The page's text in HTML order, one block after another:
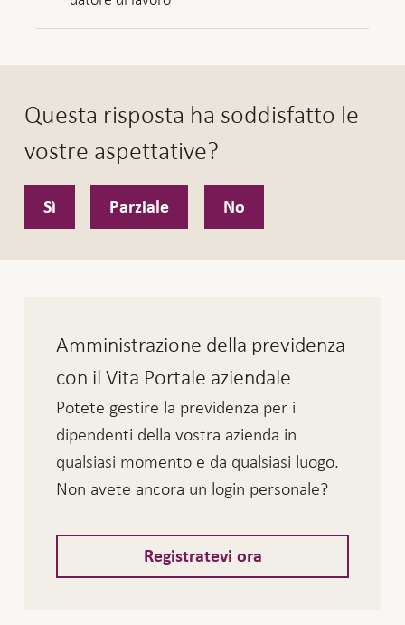
Questa risposta ha soddisfatto le
vostre aspettative?
Sì Parziale No
Amministrazione della previdenza
con il Vita Portale aziendale
Potete gestire la previdenza per i
dipendenti della vostra azienda in
qualsiasi momento e da qualsiasi luogo.
Non avete ancora un login personale?
Registratevi ora